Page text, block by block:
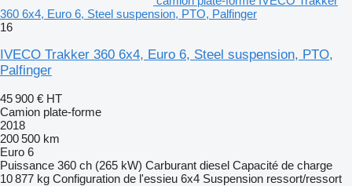
360 6x4, Euro 6, Steel suspension, PTO, Palfinger
16
IVECO Trakker 360 6x4, Euro 6, Steel suspension, PTO,
Palfinger
45 900 € HT
Camion plate-forme
2018
200 500 km
Euro 6
Puissance 360 ch (265 kW) Carburant diesel Capacité de charge
10 877 kg Configuration de l'essieu 6x4 Suspension ressort/ressort